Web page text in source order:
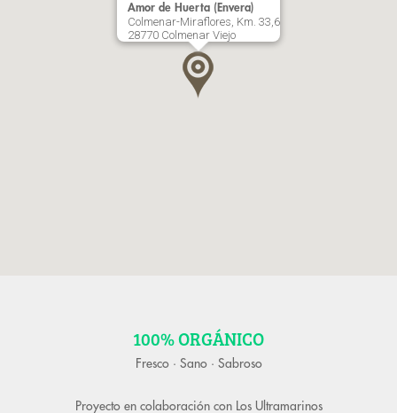
Amor de Huerta (Envera)
Colmenar-Miraflores, Km. 33,6
28770 Colmenar Viejo
100% ORGÁNICO
Fresco · Sano · Sabroso
Proyecto en colaboración con Los Ultramarinos